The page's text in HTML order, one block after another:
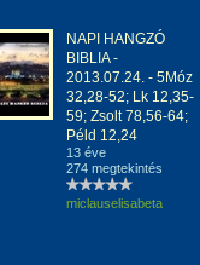
NAPI HANGZÓ
BIBLIA -
2013.07.24. - 5Móz
32,28-52; Lk 12,35-
59; Zsolt 78,56-64;
Péld 12,24
13 éve
274 megtekintés
miclauselisabeta